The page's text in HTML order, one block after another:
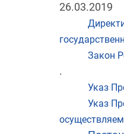
26.03.2019
Закон
.
Указ
Указ